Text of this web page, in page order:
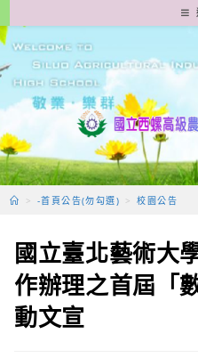
轉
至
要
容
> -首頁公告(勿勾選) > 校園公告
國立臺北藝術大
作辦理之首屆「
動文宣